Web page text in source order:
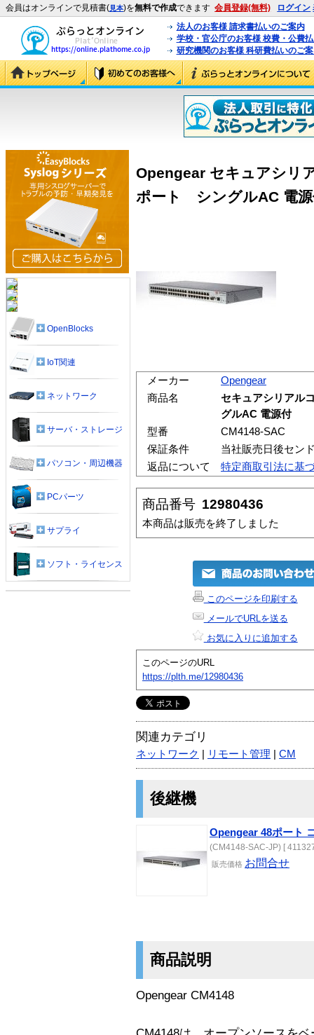
会員はオンラインで見積書(見本)を無料で作成できます 会員登録(無料) ログイン
法人のお客様 請求書払いのご案内
学校・官公庁のお客様 校費・公費
研究機関のお客様 科研費払いのご
Opengear セキュアシリ
ポート シングルAC 電源
メーカー
Opengear
商品名
セキュアシリア
グルAC 電源付
型番
CM4148-SAC
保証条件
当社販売日後セン
返品について
特定商取引法に基
商品番号 12980436
本商品は販売を終了しました
このページを印刷する
メールでURLを送る
お気に入りに追加する
このページのURL
https://plth.me/12980436
関連カテゴリ
ネットワーク リモート管理 CM
後継機
Opengear 48ポート
(CM4148-SAC-JP) [
販売価格 お問合せ
商品説明
Opengear CM4148
OpenBlocks
IoT関連
ネットワーク
サーバ・ストレージ
パソコン・周辺機器
PCパーツ
サプライ
ソフト・ライセンス